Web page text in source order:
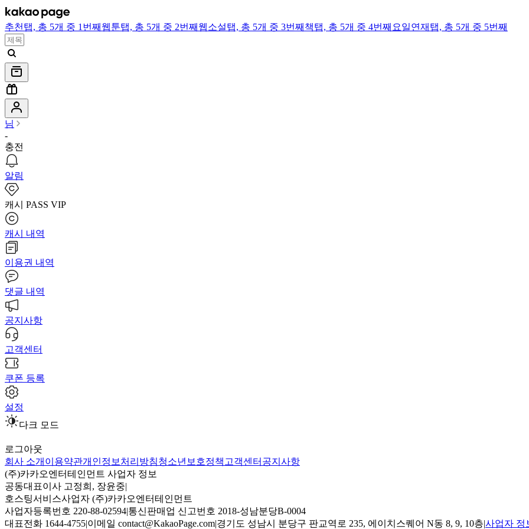
추천 탭, 총 5개 중 1번째 웹툰탭, 총 5개 중 2번째 웹소설탭, 총 5개 중 3번째 책탭, 총 5개 중 4번째 요일연재 탭, 총 5개 중 5번째
님
-
충전
알림
캐시 PASS VIP
캐시 내역
이용권 내역
댓글 내역
공지사항
고객센터
쿠폰 등록
설정
다크 모드
로그아웃
회사 소개 이용약관개인정보처리방침청소년보호정책 고객센터 공지사항
(주)카카오엔터테인먼트 사업자 정보
공동대표이사 고정희, 장윤중|
호스팅서비스사업자 (주)카카오엔터테인먼트
사업자등록번호 220-88-02594|통신판매업 신고번호 2018-성남분당B-0004
대표전화 1644-4755|이메일 contact@KakaoPage.com|경기도 성남시 분당구 판교역로 235, 에이치스퀘어 N동 8, 9, 10층|사업자 정